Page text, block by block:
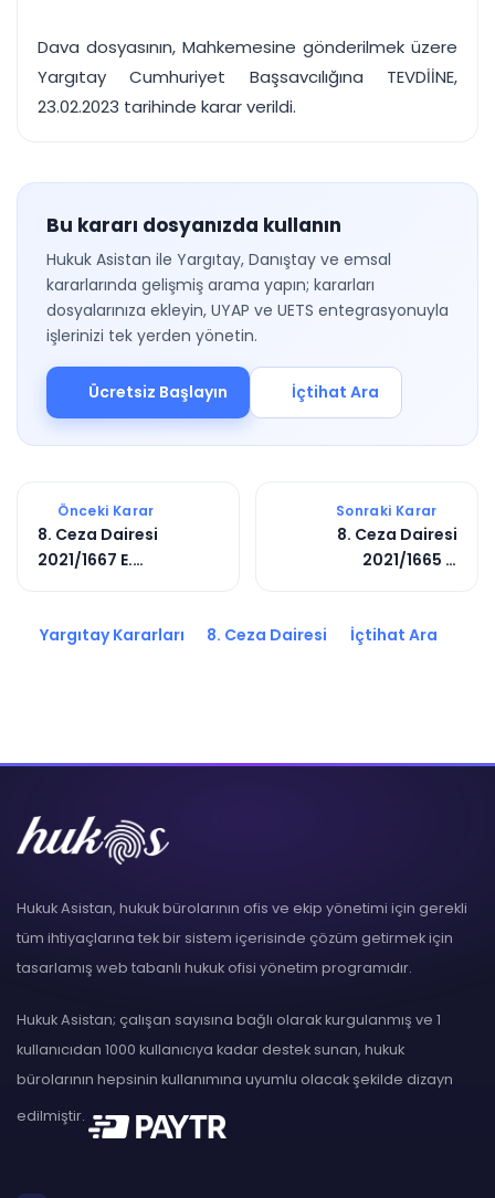
Dava dosyasının, Mahkemesine gönderilmek üzere
Yargıtay Cumhuriyet Başsavcılığına TEVDİİNE,
23.02.2023 tarihinde karar verildi.
Bu kararı dosyanızda kullanın
Hukuk Asistan ile Yargıtay, Danıştay ve emsal
kararlarında gelişmiş arama yapın; kararları
dosyalarınıza ekleyin, UYAP ve UETS entegrasyonuyla
işlerinizi tek yerden yönetin.
Ücretsiz Başlayın İçtihat Ara
Önceki Karar
8. Ceza Dairesi
2021/1667 E.
Sonraki Karar
8. Ceza Dairesi
2021/1665 E.
Yargıtay Kararları 8. Ceza Dairesi İçtihat Ara
Hukuk Asistan, hukuk bürolarının ofis ve ekip yönetimi için gerekli
tüm ihtiyaçlarına tek bir sistem içerisinde çözüm getirmek için
tasarlamış web tabanlı hukuk ofisi yönetim programıdır.
Hukuk Asistan; çalışan sayısına bağlı olarak kurgulanmış ve 1
kullanıcıdan 1000 kullanıcıya kadar destek sunan, hukuk
bürolarının hepsinin kullanımına uyumlu olacak şekilde dizayn
edilmiştir.